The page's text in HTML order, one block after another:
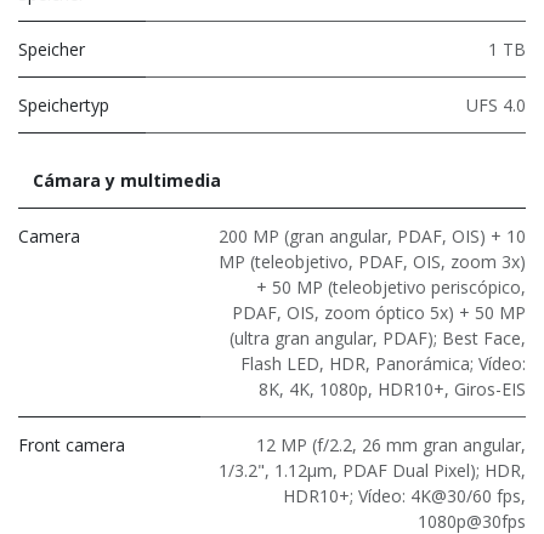
Speicher 1 TB
Speichertyp UFS 4.0
Cámara y multimedia
Camera
200 MP (gran angular, PDAF, OIS) + 10
MP (teleobjetivo, PDAF, OIS, zoom 3x)
+ 50 MP (teleobjetivo periscópico,
PDAF, OIS, zoom óptico 5x) + 50 MP
(ultra gran angular, PDAF); Best Face,
Flash LED, HDR, Panorámica; Vídeo:
8K, 4K, 1080p, HDR10+, Giros-EIS
Front camera
12 MP (f/2.2, 26 mm gran angular,
1/3.2", 1.12μm, PDAF Dual Pixel); HDR,
HDR10+; Vídeo: 4K@30/60 fps,
1080p@30fps